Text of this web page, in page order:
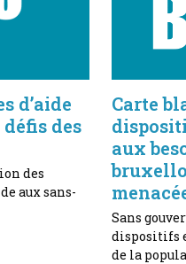
d’aide
des
des
aux sans-
Carte
aux
Sans
dispositifs
de la